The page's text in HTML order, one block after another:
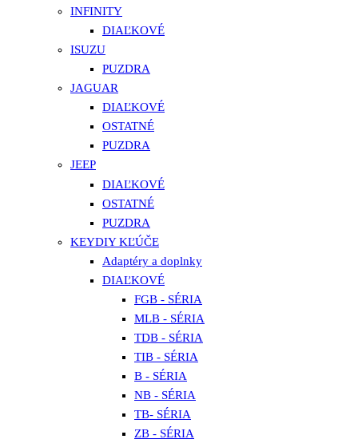
INFINITY
DIAĽKOVÉ
ISUZU
PUZDRA
JAGUAR
DIAĽKOVÉ
OSTATNÉ
PUZDRA
JEEP
DIAĽKOVÉ
OSTATNÉ
PUZDRA
KEYDIY KĽÚČE
Adaptéry a doplnky
DIAĽKOVÉ
FGB - SÉRIA
MLB - SÉRIA
TDB - SÉRIA
TIB - SÉRIA
B - SÉRIA
NB - SÉRIA
TB- SÉRIA
ZB - SÉRIA